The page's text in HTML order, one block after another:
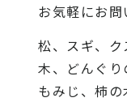
お気軽にお問
松、スギ、
木、どんぐり
もみじ、柿